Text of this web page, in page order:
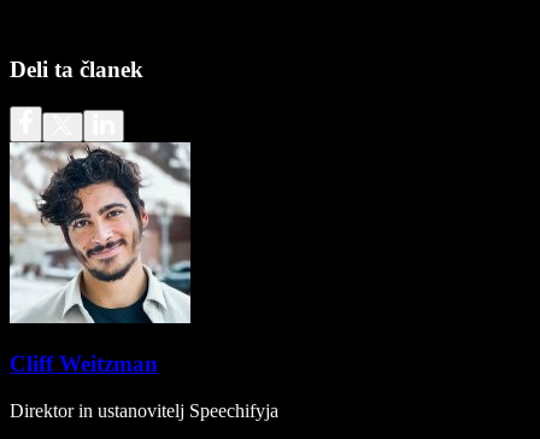
Deli ta članek
Cliff Weitzman
Direktor in ustanovitelj Speechifyja